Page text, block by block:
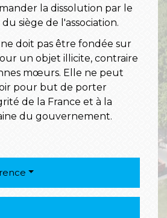
la dissolution par le
siège de l'association.
ne doit pas être fondée sur
un objet illicite, contraire
mœurs. Elle ne peut
pour but de porter
de la France et à la
du gouvernement.